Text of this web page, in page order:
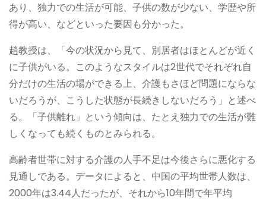
あり、独力での生活が可能、子供の数が少ない、学歴や所
得が高い、などといった要因も分かった。
趙教授は、「今の状況から見て、別居者はほとんどが近く
に子供がいる。このようなスタイルは2世代でそれぞれ自
分だけの生活の場ができる上、介護もさほど問題にならな
いだろうが、こうした状態が長続きしないだろう」と述べ
る。「子供離れ」という傾向は、たとえ独力での生活が難
しくなっても続くものとみられる。
高齢者世帯に対する介護の人手不足は今後さらに悪化する
見通しである。データによると、中国の平均世帯人数は、
2000年は3.44人だったが、それから10年間で年平均